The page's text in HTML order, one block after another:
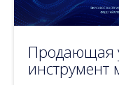
Продающая
инструмент